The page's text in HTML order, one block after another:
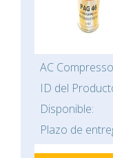
AC
ID del
Disponible:
Plazo de